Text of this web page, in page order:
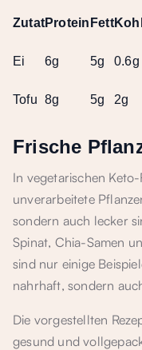
ZutatProtein Fett
Ei 6g 5g 0.6g
Tofu 8g 5g 2g
Frische
In vegetarischen
unverarbeitete
sondern auch lecker
Spinat, Chia-Samen
sind nur einige
nahrhaft, sondern
Die vorgestellten
gesund und